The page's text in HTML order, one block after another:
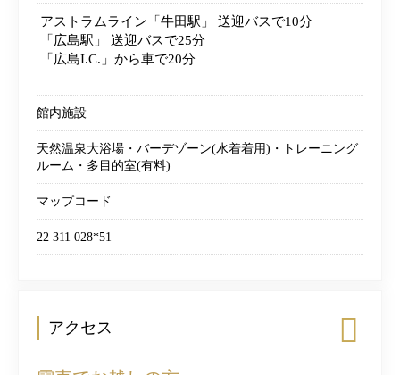
アストラムライン「牛田駅」
送迎バスで10分
「広島駅」
送迎バスで25分
「広島I.C.」から車で20分
館内施設
天然温泉大浴場・バーデゾーン(水着着用)・トレーニング
ルーム・多目的室(有料)
マップコード
22 311 028*51
アクセス